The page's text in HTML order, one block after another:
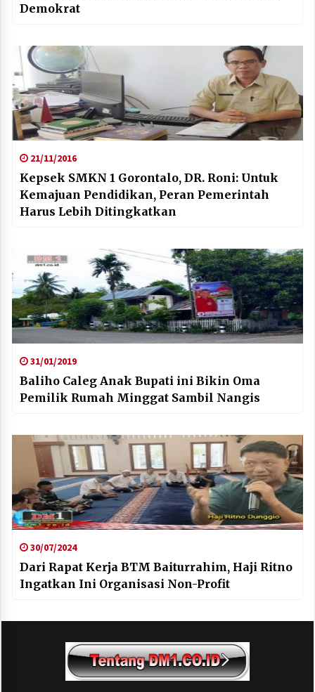
Demokrat
21/11/2016
Kepsek SMKN 1 Gorontalo, DR. Roni: Untuk
Kemajuan Pendidikan, Peran Pemerintah
Harus Lebih Ditingkatkan
31/01/2019
Baliho Caleg Anak Bupati ini Bikin Oma
Pemilik Rumah Minggat Sambil Nangis
30/07/2024
Dari Rapat Kerja BTM Baiturrahim, Haji Ritno
Ingatkan Ini Organisasi Non-Profit